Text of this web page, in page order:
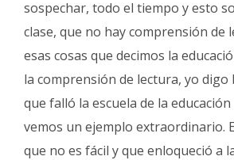
sospechar, todo el tiempo y esto
clase, que no hay comprensión de
esas cosas que decimos la
la comprensión de lectura, yo digo
que falló la escuela de la
vemos un ejemplo extraordinario.
que no es fácil y que enloqueció a